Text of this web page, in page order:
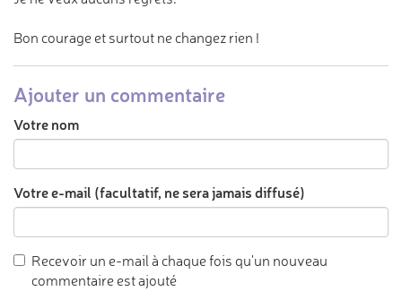
Bon courage et surtout ne changez rien !
Ajouter un commentaire
Votre nom
Votre e-mail (facultatif, ne sera jamais diffusé)
Recevoir un e-mail à chaque fois qu'un nouveau
commentaire est ajouté